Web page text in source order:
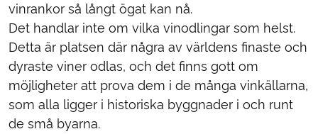
vinrankor så långt ögat kan nå.
Det handlar inte om vilka vinodlingar som helst.
Detta är platsen där några av världens finaste och
dyraste viner odlas, och det finns gott om
möjligheter att prova dem i de många vinkällarna,
som alla ligger i historiska byggnader i och runt
de små byarna.